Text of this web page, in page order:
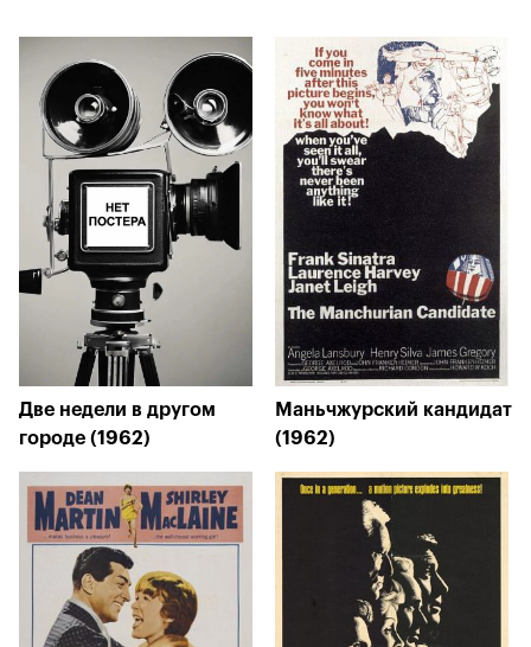
Две недели в другом
городе (1962)
Маньчжурский кандидат
(1962)